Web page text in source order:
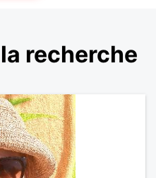
recherche